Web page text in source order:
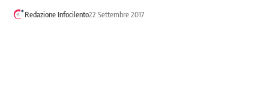
Redazione Infocilento22 Settembre 2017